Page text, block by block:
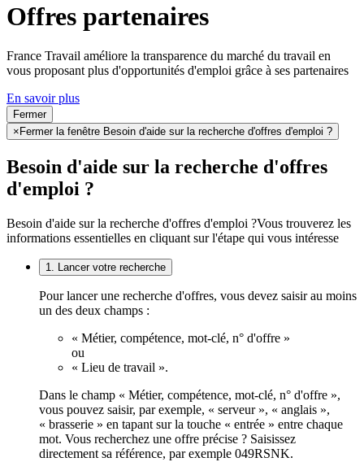
Offres partenaires
France Travail améliore la transparence du marché du travail en
vous proposant plus d'opportunités d'emploi grâce à ses partenaires
En savoir plus
Fermer
× Fermer la fenêtre Besoin d'aide sur la recherche d'offres d'emploi ?
Besoin d'aide sur la recherche d'offres
d'emploi ?
Besoin d'aide sur la recherche d'offres d'emploi ?Vous trouverez les
informations essentielles en cliquant sur l'étape qui vous intéresse
1. Lancer votre recherche
Pour lancer une recherche d'offres, vous devez saisir au moins
un des deux champs :
« Métier, compétence, mot-clé, n° d'offre »
ou
« Lieu de travail ».
Dans le champ « Métier, compétence, mot-clé, n° d'offre »,
vous pouvez saisir, par exemple, « serveur », « anglais »,
« brasserie » en tapant sur la touche « entrée » entre chaque
mot. Vous recherchez une offre précise ? Saisissez
directement sa référence, par exemple 049RSNK.